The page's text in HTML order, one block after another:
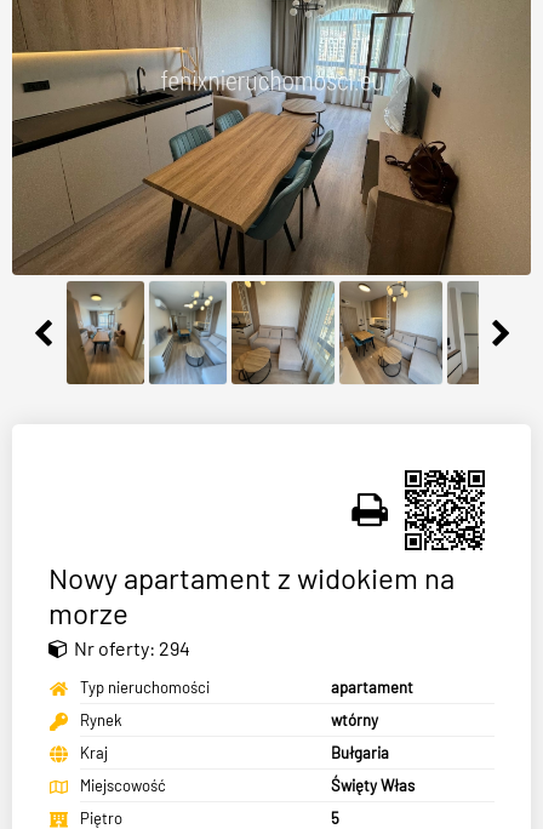
Nowy apartament z widokiem na
morze
Nr oferty: 294
Typ nieruchomości
apartament
Rynek
wtórny
Kraj
Bułgaria
Miejscowość
Święty Włas
Piętro
5